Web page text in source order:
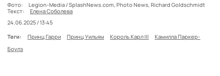
Фото:
Legion-Media / SplashNews.com, Photo News, Richard Goldschmidt
Текст:
Елена Соболева
24.06.2025 / 13:45
Теги:
Принц Гарри Принц Уильям Король Карл III
Камилла Паркер-
Боулз